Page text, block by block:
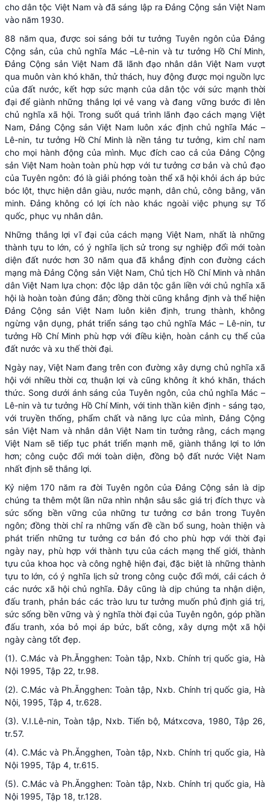
cho dân tộc Việt Nam và đã sáng lập ra Đảng Cộng sản Việt Nam
vào năm 1930.
88 năm qua, được soi sáng bởi tư tưởng Tuyên ngôn của Đảng
Cộng sản, của chủ nghĩa Mác –Lê-nin và tư tưởng Hồ Chí Minh,
Đảng Cộng sản Việt Nam đã lãnh đạo nhân dân Việt Nam vượt
qua muôn vàn khó khăn, thử thách, huy động được mọi nguồn lực
của đất nước, kết hợp sức mạnh của dân tộc với sức mạnh thời
đại để giành những thắng lợi vẻ vang và đang vững bước đi lên
chủ nghĩa xã hội. Trong suốt quá trình lãnh đạo cách mạng Việt
Nam, Đảng Cộng sản Việt Nam luôn xác định chủ nghĩa Mác –
Lê-nin, tư tưởng Hồ Chí Minh là nền tảng tư tưởng, kim chỉ nam
cho mọi hành động của mình. Mục đích cao cả của Đảng Cộng
sản Việt Nam hoàn toàn phù hợp với tư tưởng cơ bản và chủ đạo
của Tuyên ngôn: đó là giải phóng toàn thể xã hội khỏi ách áp bức
bóc lột, thực hiện dân giàu, nước mạnh, dân chủ, công bằng, văn
minh. Đảng không có lợi ích nào khác ngoài việc phụng sự Tổ
quốc, phục vụ nhân dân.
Những thắng lợi vĩ đại của cách mạng Việt Nam, nhất là những
thành tựu to lớn, có ý nghĩa lịch sử trong sự nghiệp đổi mới toàn
diện đất nước hơn 30 năm qua đã khẳng định con đường cách
mạng mà Đảng Cộng sản Việt Nam, Chủ tịch Hồ Chí Minh và nhân
dân Việt Nam lựa chọn: độc lập dân tộc gắn liền với chủ nghĩa xã
hội là hoàn toàn đúng đắn; đồng thời cũng khẳng định và thể hiện
Đảng Cộng sản Việt Nam luôn kiên định, trung thành, không
ngừng vận dụng, phát triển sáng tạo chủ nghĩa Mác – Lê-nin, tư
tưởng Hồ Chí Minh phù hợp với điều kiện, hoàn cảnh cụ thể của
đất nước và xu thế thời đại.
Ngày nay, Việt Nam đang trên con đường xây dựng chủ nghĩa xã
hội với nhiều thời cơ, thuận lợi và cũng không ít khó khăn, thách
thức. Song dưới ánh sáng của Tuyên ngôn, của chủ nghĩa Mác –
Lê-nin và tư tưởng Hồ Chí Minh, với tinh thần kiên định - sáng tạo,
với truyền thống, phẩm chất và năng lực của mình, Đảng Cộng
sản Việt Nam và nhân dân Việt Nam tin tưởng rằng, cách mạng
Việt Nam sẽ tiếp tục phát triển mạnh mẽ, giành thắng lợi to lớn
hơn; công cuộc đổi mới toàn diện, đồng bộ đất nước Việt Nam
nhất định sẽ thắng lợi.
Kỷ niệm 170 năm ra đời Tuyên ngôn của Đảng Cộng sản là dịp
chúng ta thêm một lần nữa nhìn nhận sâu sắc giá trị đích thực và
sức sống bền vững của những tư tưởng cơ bản trong Tuyên
ngôn; đồng thời chỉ ra những vấn đề cần bổ sung, hoàn thiện và
phát triển những tư tưởng cơ bản đó cho phù hợp với thời đại
ngày nay, phù hợp với thành tựu của cách mạng thế giới, thành
tựu của khoa học và công nghệ hiện đại, đặc biệt là những thành
tựu to lớn, có ý nghĩa lịch sử trong công cuộc đổi mới, cải cách ở
các nước xã hội chủ nghĩa. Đây cũng là dịp chúng ta nhận diện,
đấu tranh, phản bác các trào lưu tư tưởng muốn phủ định giá trị,
sức sống bền vững và ý nghĩa thời đại của Tuyên ngôn, góp phần
đấu tranh, xóa bỏ mọi áp bức, bất công, xây dựng một xã hội
ngày càng tốt đẹp.
(1). C.Mác và Ph.Ăngghen: Toàn tập, Nxb. Chính trị quốc gia, Hà
Nội 1995, Tập 22, tr.98.
(2). C.Mác và Ph.Ăngghen: Toàn tập, Nxb. Chính trị quốc gia, Hà
Nội, 1995, Tập 4, tr.628.
(3). V.I.Lê-nin, Toàn tập, Nxb. Tiến bộ, Mátxcơva, 1980, Tập 26,
tr.57.
(4). C.Mác và Ph.Ăngghen, Toàn tập, Nxb. Chính trị quốc gia, Hà
Nội 1995, Tập 4, tr.615.
(5). C.Mác và Ph.Ăngghen: Toàn tập, Nxb. Chính trị quốc gia, Hà
Nội 1995, Tập 18, tr.128.